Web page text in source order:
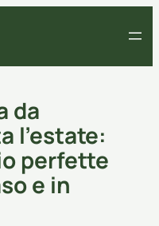
da
l’estate:
perfette
e in